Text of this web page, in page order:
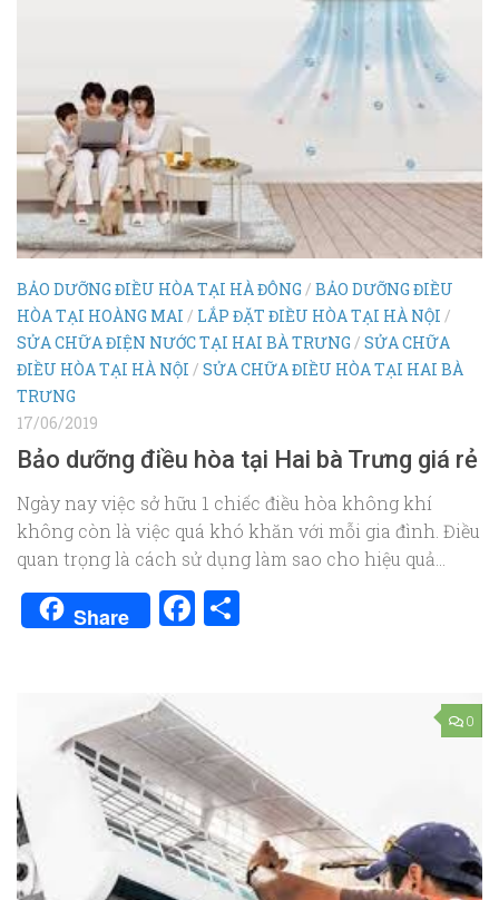
BẢO DƯỠNG ĐIỀU HÒA TẠI HÀ ĐÔNG / BẢO DƯỠNG ĐIỀU
HÒA TẠI HOÀNG MAI / LẮP ĐẶT ĐIỀU HÒA TẠI HÀ NỘI /
SỬA CHỮA ĐIỆN NƯỚC TẠI HAI BÀ TRƯNG / SỬA CHỮA
ĐIỀU HÒA TẠI HÀ NỘI / SỬA CHỮA ĐIỀU HÒA TẠI HAI BÀ
TRƯNG
17/06/2019
Bảo dưỡng điều hòa tại Hai bà Trưng giá rẻ
Ngày nay việc sở hữu 1 chiếc điều hòa không khí
không còn là việc quá khó khăn với mỗi gia đình. Điều
quan trọng là cách sử dụng làm sao cho hiệu quả...
Share Facebook
0